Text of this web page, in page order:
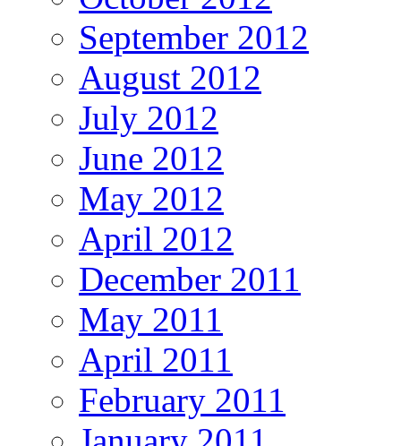
September 2012
August 2012
July 2012
June 2012
May 2012
April 2012
December 2011
May 2011
April 2011
February 2011